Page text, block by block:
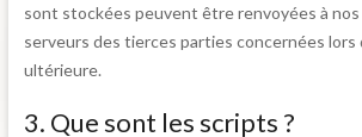
sont stockées peuvent être renvoyées à
serveurs des tierces parties concernées lors
ultérieure.
3. Que sont les scripts ?